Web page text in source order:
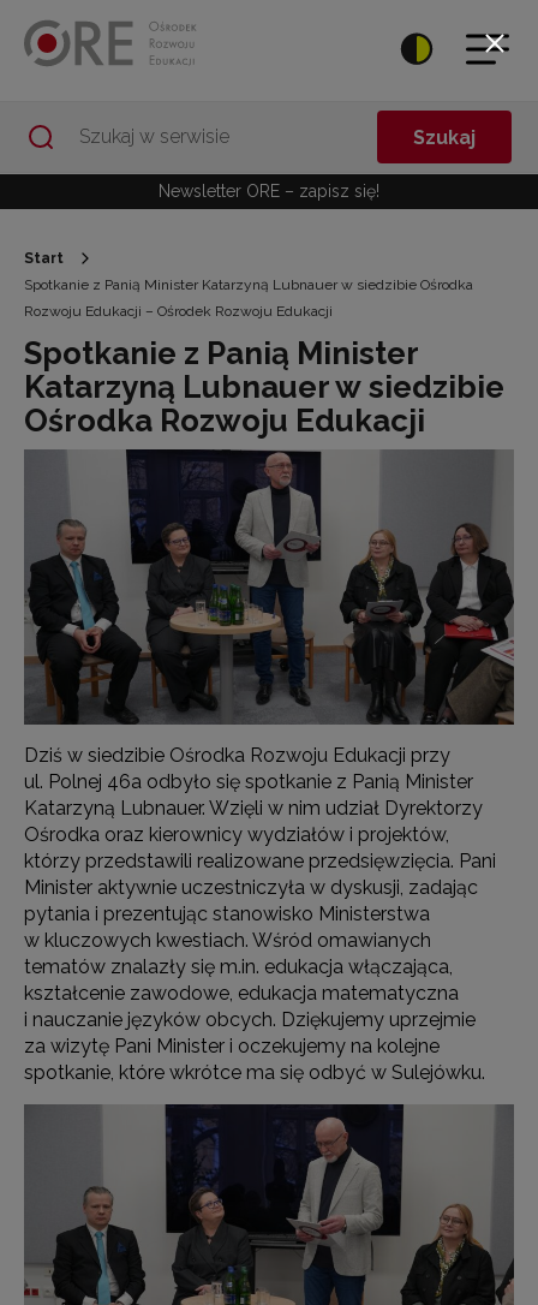
Szukaj
Newsletter ORE – zapisz się!
Start
Spotkanie z Panią Minister Katarzyną Lubnauer w siedzibie Ośrodka
Rozwoju Edukacji – Ośrodek Rozwoju Edukacji
Spotkanie z Panią Minister
Katarzyną Lubnauer w siedzibie
Ośrodka Rozwoju Edukacji
Dziś w siedzibie Ośrodka Rozwoju Edukacji przy
ul. Polnej 46a odbyło się spotkanie z Panią Minister
Katarzyną Lubnauer. Wzięli w nim udział Dyrektorzy
Ośrodka oraz kierownicy wydziałów i projektów,
którzy przedstawili realizowane przedsięwzięcia. Pani
Minister aktywnie uczestniczyła w dyskusji, zadając
pytania i prezentując stanowisko Ministerstwa
w kluczowych kwestiach. Wśród omawianych
tematów znalazły się m.in. edukacja włączająca,
kształcenie zawodowe, edukacja matematyczna
i nauczanie języków obcych. Dziękujemy uprzejmie
za wizytę Pani Minister i oczekujemy na kolejne
spotkanie, które wkrótce ma się odbyć w Sulejówku.